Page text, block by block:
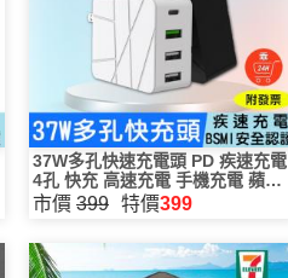
37W多孔快速充電頭 PD 疾速充電
4孔 快充 高速充電 手機充電 蘋果
充電
市價 399 特價399